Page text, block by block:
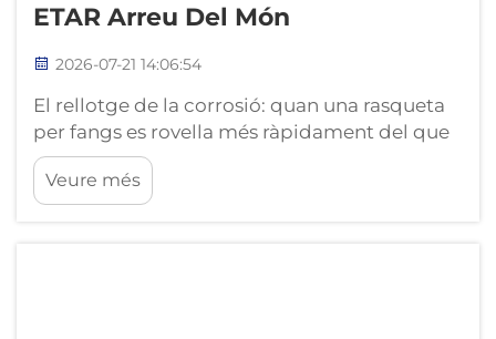
ETAR Arreu Del Món
2026-07-21 14:06:54
El rellotge de la corrosió: quan una rasqueta
per fangs es rovella més ràpidament del que
netega. Cada rasqueta metàl·lica per fangs
instal·lada en una estació depuradora d'aigües
residuals porta una data de caducitat
Veure més